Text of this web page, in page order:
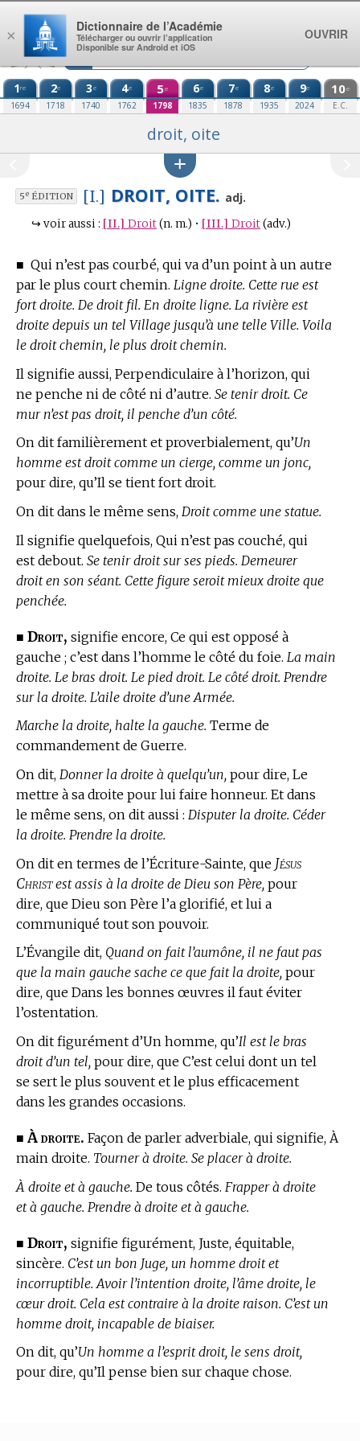
Aller au contenu
1re
1694
2e
1718
3e
1740
4e
1762
5e
1798
6e
1835
7e
1878
8e
1935
9e
2024
10e
E.C.
droit, oite
5eÉDITION [I.] DROIT, OITE. adj.
↪ voir aussi : [II.] Droit (n. m.) • [III.] Droit (adv.)
■ Qui n’est pas courbé, qui va d’un point à un autre
par le plus court chemin. Ligne droite. Cette rue est
fort droite. De droit fil. En droite ligne. La rivière est
droite depuis un tel Village jusqu’à une telle Ville. Voila
le droit chemin, le plus droit chemin.
Il signifie aussi, Perpendiculaire à l’horizon, qui
ne penche ni de côté ni d’autre. Se tenir droit. Ce
mur n’est pas droit, il penche d’un côté.
On dit familièrement et proverbialement, qu’Un
homme est droit comme un cierge, comme un jonc,
pour dire, qu’Il se tient fort droit.
On dit dans le même sens, Droit comme une statue.
Il signifie quelquefois, Qui n’est pas couché, qui
est debout. Se tenir droit sur ses pieds. Demeurer
droit en son séant. Cette figure seroit mieux droite que
penchée.
■ Droit, signifie encore, Ce qui est opposé à
gauche ; c’est dans l’homme le côté du foie. La main
droite. Le bras droit. Le pied droit. Le côté droit. Prendre
sur la droite. L’aile droite d’une Armée.
Marche la droite, halte la gauche. Terme de
commandement de Guerre.
On dit, Donner la droite à quelqu’un, pour dire, Le
mettre à sa droite pour lui faire honneur. Et dans
le même sens, on dit aussi : Disputer la droite. Céder
la droite. Prendre la droite.
On dit en termes de l’Écriture-Sainte, que Jésus
Christest assis à la droite de Dieu son Père, pour
dire, que Dieu son Père l’a glorifié, et lui a
communiqué tout son pouvoir.
L’Évangile dit, Quand on fait l’aumône, il ne faut pas
que la main gauche sache ce que fait la droite, pour
dire, que Dans les bonnes œuvres il faut éviter
l’ostentation.
On dit figurément d’Un homme, qu’Il est le bras
droit d’un tel, pour dire, que C’est celui dont un tel
se sert le plus souvent et le plus efficacement
dans les grandes occasions.
■ À droite. Façon de parler adverbiale, qui signifie, À
main droite. Tourner à droite. Se placer à droite.
À droite et à gauche. De tous côtés. Frapper à droite
et à gauche. Prendre à droite et à gauche.
■ Droit, signifie figurément, Juste, équitable,
sincère. C’est un bon Juge, un homme droit et
incorruptible. Avoir l’intention droite, l’âme droite, le
cœur droit. Cela est contraire à la droite raison. C’est un
homme droit, incapable de biaiser.
On dit, qu’Un homme a l’esprit droit, le sens droit,
pour dire, qu’Il pense bien sur chaque chose.
×
Dictionnaire de l’Académie
Télécharger ou ouvrir l’application
Disponible sur Android et iOS
OUVRIR